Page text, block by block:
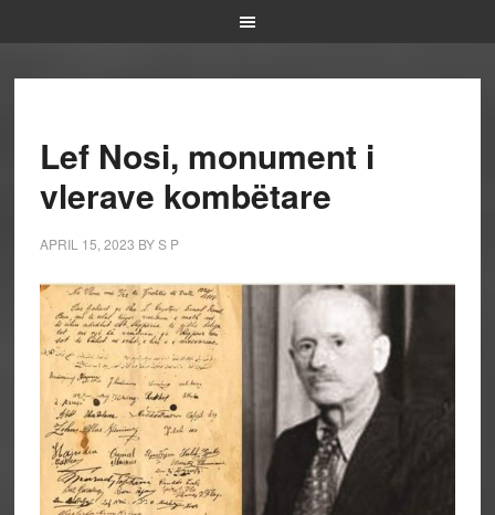
Lef Nosi, monument i
vlerave kombëtare
APRIL 15, 2023 BYS P